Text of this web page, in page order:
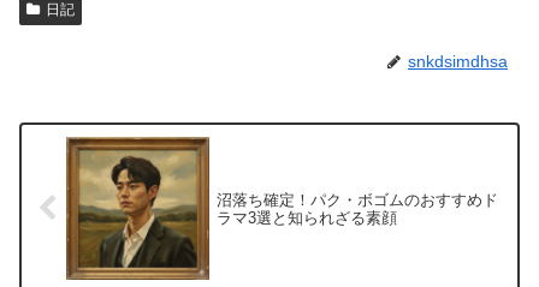
日記
snkdsimdhsa
​沼落ち確定！パク・ボゴムのおすすめド
ラマ3選と知られざる素顔